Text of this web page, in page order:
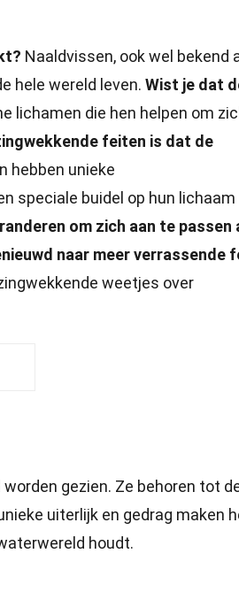
Naaldvissen, ook wel bekend
hele wereld leven. Wist je dat
lichamen die hen helpen om
feiten is dat de
hebben unieke
speciale buidel op hun lichaam
om zich aan te passen
naar meer verrassende
weetjes over
gezien. Ze behoren tot
uiterlijk en gedrag maken
houdt.